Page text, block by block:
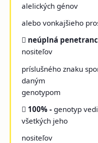
alelických génov
alebo vonkajšieho
 neúplná
nositeľov
príslušného znaku
daným
genotypom
 100% -genotyp
všetkých jeho
nositeľov